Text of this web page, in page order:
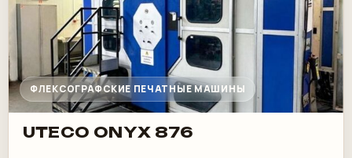
ФЛЕКСОГРАФСКИЕ ПЕЧАТНЫЕ МАШИНЫ
UTECO ONYX 876